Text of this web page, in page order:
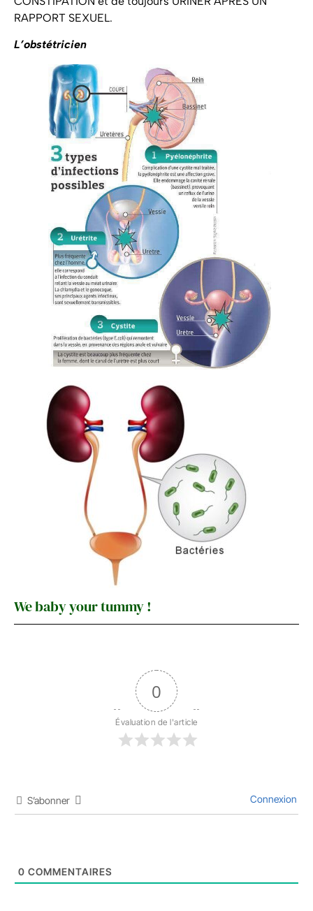
RAPPORT SEXUEL.
L’obstétricien
We baby your tummy !
0
Évaluation de l'article
S’abonner Connexion
0 COMMENTAIRES